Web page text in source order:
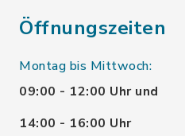
Öffnungszeiten
Montag bis Mittwoch:
09:00 - 12:00 Uhr und
14:00 - 16:00 Uhr